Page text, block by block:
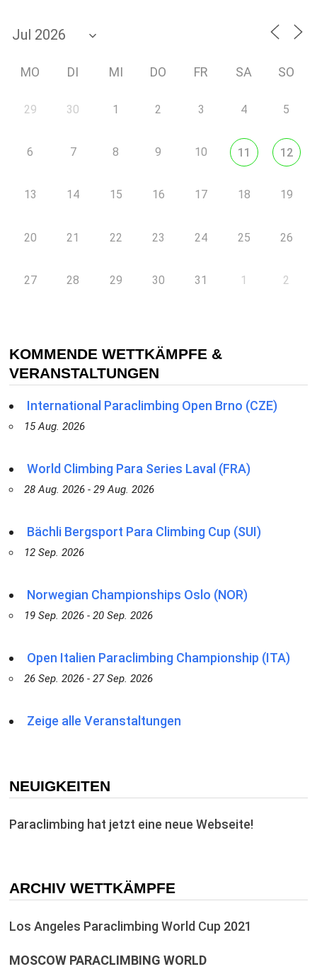
MO DI MI DO FR SA SO
29 30 1 2 3 4 5
6 7 8 9 10 11 12
13 14 15 16 17 18 19
20 21 22 23 24 25 26
27 28 29 30 31 1 2
KOMMENDE WETTKÄMPFE &
VERANSTALTUNGEN
International Paraclimbing Open Brno (CZE)
15 Aug. 2026
World Climbing Para Series Laval (FRA)
28 Aug. 2026 - 29 Aug. 2026
Bächli Bergsport Para Climbing Cup (SUI)
12 Sep. 2026
Norwegian Championships Oslo (NOR)
19 Sep. 2026 - 20 Sep. 2026
Open Italien Paraclimbing Championship (ITA)
26 Sep. 2026 - 27 Sep. 2026
Zeige alle Veranstaltungen
NEUIGKEITEN
Paraclimbing hat jetzt eine neue Webseite!
ARCHIV WETTKÄMPFE
Los Angeles Paraclimbing World Cup 2021
MOSCOW PARACLIMBING WORLD